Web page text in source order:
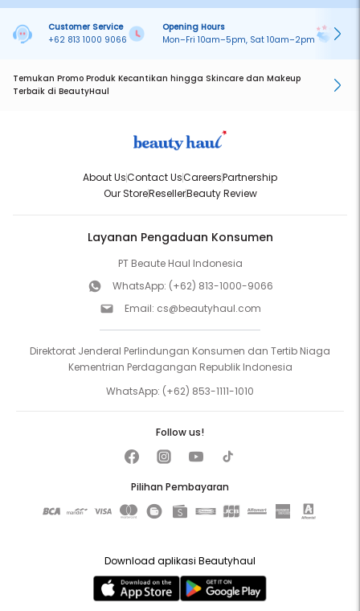
Customer Service
+62 813 1000 9066
Opening Hours
Mon–Fri 10am–5pm, Sat 10am–2pm
Temukan Promo Produk Kecantikan hingga Skincare dan Makeup
Terbaik di BeautyHaul
About UsContact UsCareersPartnership
Our StoreResellerBeauty Review
Layanan Pengaduan Konsumen
PT Beaute Haul Indonesia
WhatsApp: (+62) 813-1000-9066
Email: cs@beautyhaul.com
Direktorat Jenderal Perlindungan Konsumen dan Tertib Niaga
Kementrian Perdagangan Republik Indonesia
WhatsApp: (+62) 853-1111-1010
Pilihan Pembayaran
Follow us!
Download aplikasi Beautyhaul